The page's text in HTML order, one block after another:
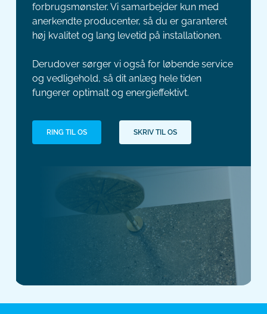
forbrugsmønster. Vi samarbejder kun med
anerkendte producenter, så du er garanteret
høj kvalitet og lang levetid på installationen.
Derudover sørger vi også for løbende service
og vedligehold, så dit anlæg hele tiden
fungerer optimalt og energieffektivt.
RING TIL OS SKRIV TIL OS